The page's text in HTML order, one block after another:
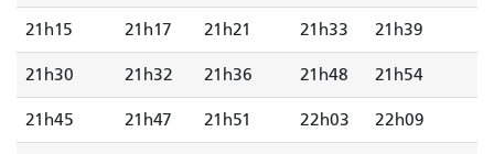
21h15 21h17 21h21 21h33 21h39
21h30 21h32 21h36 21h48 21h54
21h45 21h47 21h51 22h03 22h09